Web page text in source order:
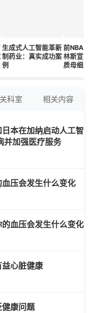
生成式人工智能革新
制药业：真实成功案
例
前NBA球
林斯宣布
质母细胞
科室 相关内容
本在加纳启动人工智
并加强医疗服务
压会发生什么变化
血压会发生什么变化
心脏健康
康问题